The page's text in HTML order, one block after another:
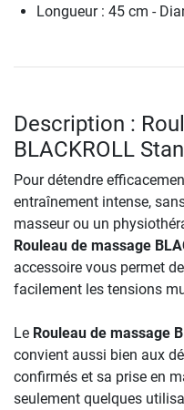
Longueur : 45 cm -
Description :
BLACKROLL
Pour détendre
entraînement intense,
masseur ou un
Rouleau de massage
accessoire vous permet
facilement les tensions
Le Rouleau de massage
convient aussi bien aux
confirmés et sa prise en
seulement quelques